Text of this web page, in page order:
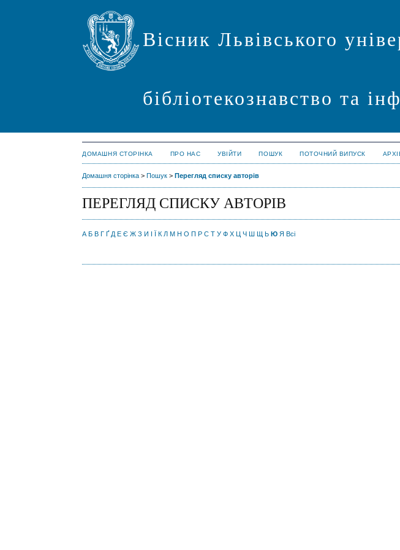
Вісник Львівського
бібліотекознавство та
ДОМАШНЯ СТОРІНКА ПРО НАС УВІЙТИ ПОШУК ПОТОЧНИЙ ВИПУСК
Домашня сторінка >Пошук >Перегляд списку авторів
ПЕРЕГЛЯД СПИСКУ АВТОРІВ
А Б В Г Ґ Д Е Є Ж З И І Ї К Л М Н О П Р С Т У Ф Х Ц Ч Ш Щ Ь Ю Я Всі